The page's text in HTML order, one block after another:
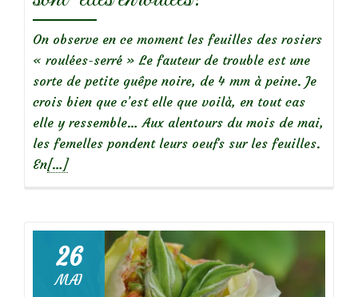
On observe en ce moment les feuilles des rosiers
« roulées-serré » Le fauteur de trouble est une
sorte de petite guêpe noire, de 4 mm à peine. Je
crois bien que c’est elle que voilà, en tout cas
elle y ressemble… Aux alentours du mois de mai,
les femelles pondent leurs oeufs sur les feuilles.
EnEn
les
feuilles
des
[…]
26
MAI